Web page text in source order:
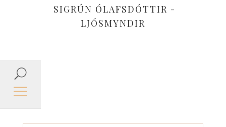
SIGRÚN ÓLAFSDÓTTIR -
LJÓSMYNDIR